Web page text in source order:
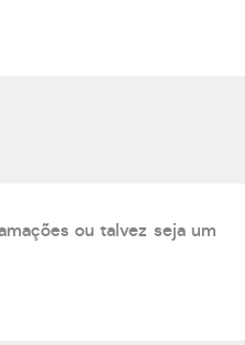
ou talvez seja um